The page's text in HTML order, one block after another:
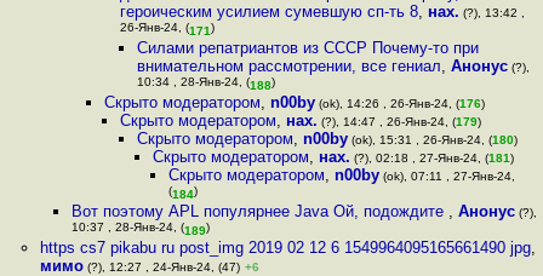
героическим усилием сумевшую сп-ть 8, нах. (?), 13:42 ,
26-Янв-24, (171)
Силами репатриантов из СССР Почему-то при
внимательном рассмотрении, все гениал, Анонус(?),
10:34 , 28-Янв-24, (188)
Скрыто модератором, n00by(ok), 14:26 , 26-Янв-24, (176)
Скрыто модератором, нах. (?), 14:47 , 26-Янв-24, (179)
Скрыто модератором, n00by(ok), 15:31 , 26-Янв-24, (180)
Скрыто модератором, нах. (?), 02:18 , 27-Янв-24, (181)
Скрыто модератором,n00by (ok), 07:11 , 27-Янв-24,
(184)
Вот поэтому APL популярнее Java Ой, подождите ,Анонус (?),
10:37 , 28-Янв-24, (189)
https cs7 pikabu ru post_img 2019 02 12 6 1549964095165661490 jpg,
мимо(?), 12:27 , 24-Янв-24, (47) +6